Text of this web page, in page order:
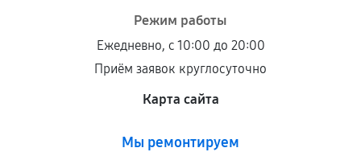
Режим работы
Ежедневно, с 10:00 до 20:00
Приём заявок круглосуточно
Карта сайта
Мы ремонтируем